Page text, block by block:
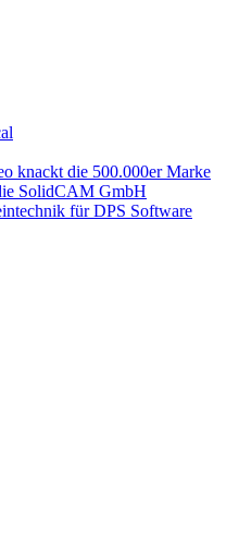
knackt die 500.000er Marke
SolidCAM GmbH
für DPS Software